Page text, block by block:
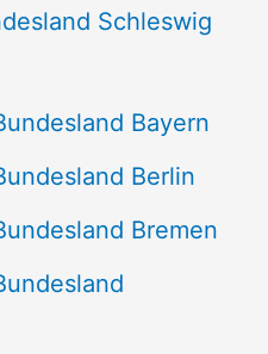
Schleswig
Bayern
Berlin
Bremen